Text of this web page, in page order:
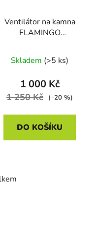
Ventilátor na kamna
FLAMINGO
automaticky otočný,
černý
Skladem (>5 ks)
1 000 Kč
1 250 Kč (–20 %)
DO KOŠÍKU